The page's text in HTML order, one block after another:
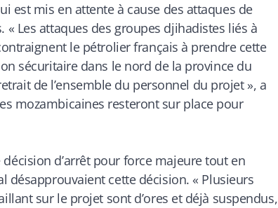
est mis en attente à cause des attaques de
« Les attaques des groupes djihadistes liés à
le pétrolier français à prendre cette
sécuritaire dans le nord de la province du
de l’ensemble du personnel du projet », a
mozambicaines resteront sur place pour
d’arrêt pour force majeure tout en
désapprouvaient cette décision. « Plusieurs
sur le projet sont d’ores et déjà suspendus,